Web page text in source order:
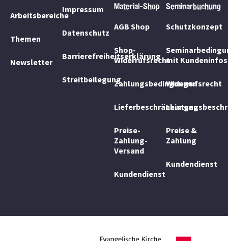
Arbeitsbereiche
Themen
Newsletter
Impressum
Datenschutz
Barrierefreiheitserklärung
Streitbeilegung
Material-Shop
AGB Shop
Shop-
Widerrufsrecht
Zahlungsbedingungen
Lieferbeschränkungen
Preise-
Zahlung-
Versand
Kundendienst
Seminarbuchung
Schutzkonzept
mit Kundeninfos
Widerrufsrecht
Preise &
Zahlung
Kundendienst